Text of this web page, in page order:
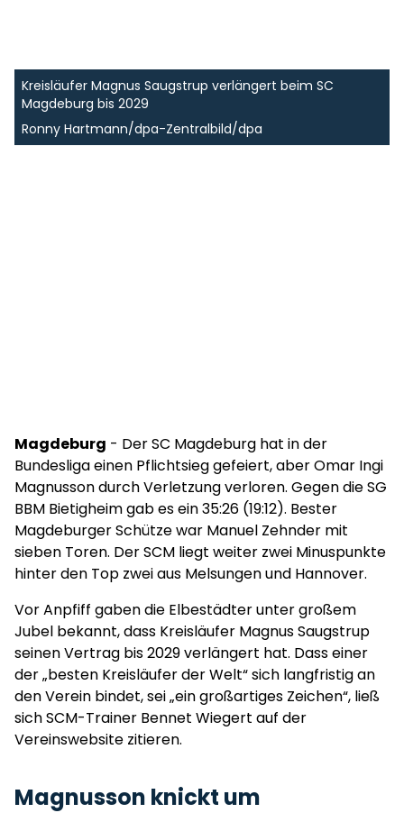
Kreisläufer Magnus Saugstrup verlängert beim SC
Magdeburg bis 2029
Ronny Hartmann/dpa-Zentralbild/dpa
Magdeburg - Der SC Magdeburg hat in der
Bundesliga einen Pflichtsieg gefeiert, aber Omar Ingi
Magnusson durch Verletzung verloren. Gegen die SG
BBM Bietigheim gab es ein 35:26 (19:12). Bester
Magdeburger Schütze war Manuel Zehnder mit
sieben Toren. Der SCM liegt weiter zwei Minuspunkte
hinter den Top zwei aus Melsungen und Hannover.
Vor Anpfiff gaben die Elbestädter unter großem
Jubel bekannt, dass Kreisläufer Magnus Saugstrup
seinen Vertrag bis 2029 verlängert hat. Dass einer
der „besten Kreisläufer der Welt“ sich langfristig an
den Verein bindet, sei „ein großartiges Zeichen“, ließ
sich SCM-Trainer Bennet Wiegert auf der
Vereinswebsite zitieren.
Magnusson knickt um